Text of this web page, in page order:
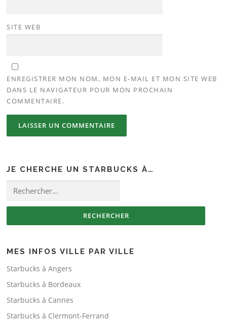
SITE WEB
ENREGISTRER MON NOM, MON E-MAIL ET MON SITE WEB
DANS LE NAVIGATEUR POUR MON PROCHAIN
COMMENTAIRE.
JE CHERCHE UN STARBUCKS À…
MES INFOS VILLE PAR VILLE
Starbucks à Angers
Starbucks à Bordeaux
Starbucks à Cannes
Starbucks à Clermont-Ferrand